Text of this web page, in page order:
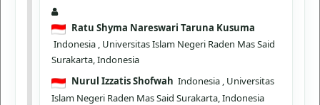
Ratu Shyma Nareswari Taruna Kusuma
Indonesia , Universitas Islam Negeri Raden Mas Said
Surakarta, Indonesia
Nurul Izzatis Shofwah Indonesia , Universitas
Islam Negeri Raden Mas Said Surakarta, Indonesia